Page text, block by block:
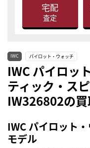
宅配
査定
IWC パイロット・ウォッチ
IWC パイロッ
ティック・ス
IW326802の
IWC パイロット
モデル